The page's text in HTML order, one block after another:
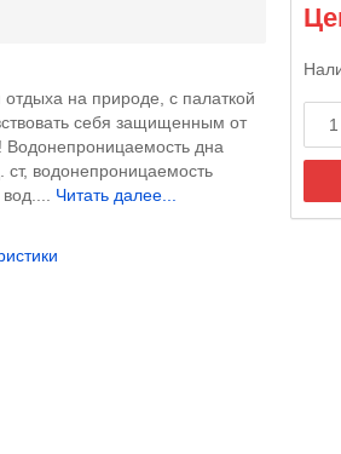
на природе, с палаткой
себя защищенным от
Водонепроницаемость дна
водонепроницаемость
Читать далее...